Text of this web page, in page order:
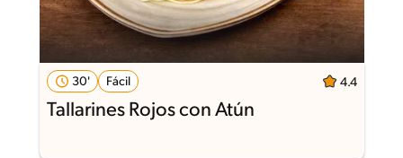
30' Fácil 4.4
Tallarines Rojos con Atún